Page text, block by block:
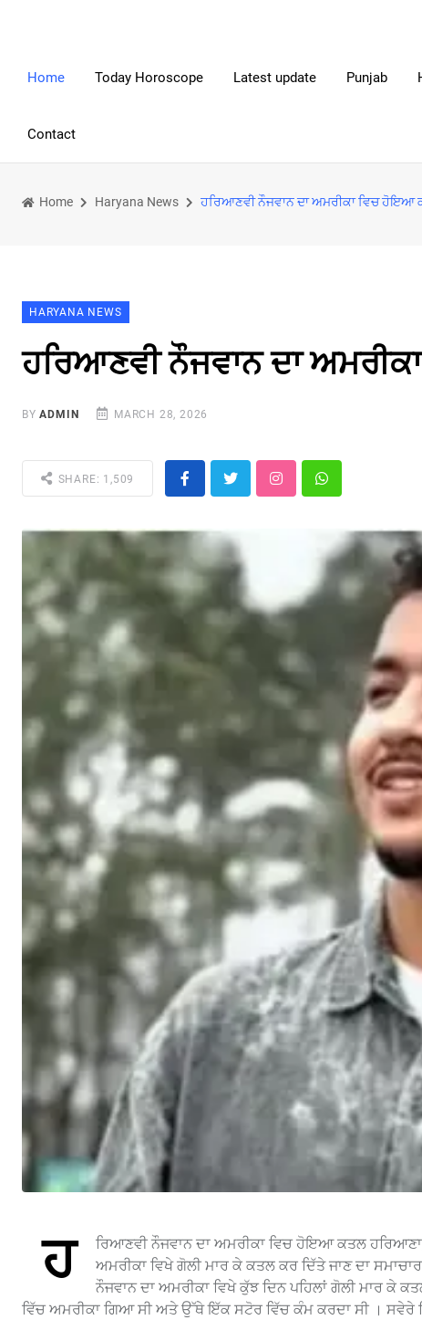
Home Today Horoscope Latest update Punjab
Contact
Home Haryana News ਹਰਿਆਣਵੀ ਨੌਜਵਾਨ ਦਾ ਅਮਰੀਕਾ ਵਿਚ ਹੋਇਆ
HARYANA NEWS
ਹਰਿਆਣਵੀ ਨੌਜਵਾਨ ਦਾ
BYADMIN MARCH 28, 2026
SHARE: 1,509
ਹ
ਰਿਆਣਵੀ ਨੌਜਵਾਨ ਦਾ ਅਮਰੀਕਾ ਵਿਚ ਹੋਇਆ ਕਤਲ
ਅਮਰੀਕਾ ਵਿਖੇ ਗੋਲੀ ਮਾਰ ਕੇ ਕਤਲ ਕਰ ਦਿੱਤੇ ਜਾਣ ਦਾ
ਨੌਜਵਾਨ ਦਾ ਅਮਰੀਕਾ ਵਿਖੇ ਕੁੱਝ ਦਿਨ ਪਹਿਲਾਂ ਗੋਲੀ ਮਾਰ ਕੇ
ਵਿੱਚ ਅਮਰੀਕਾ ਗਿਆ ਸੀ ਅਤੇ ਉੱਥੇ ਇੱਕ ਸਟੋਰ ਵਿੱਚ ਕੰਮ ਕਰਦਾ ਸੀ । ਸਵੇਰੇ